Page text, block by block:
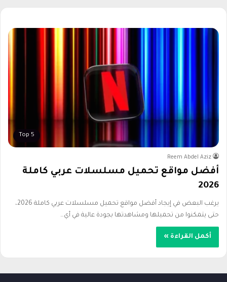
Top 5
Reem Abdel Aziz
أفضل مواقع تحميل مسلسلات عربي كاملة
2026
يرغب البعض في إيجاد أفضل مواقع تحميل مسلسلات عربي كاملة 2026،
حتى يتمكنوا من تحميلها ومشاهدتها بجودة عالية في أي…
أكمل القراءة »